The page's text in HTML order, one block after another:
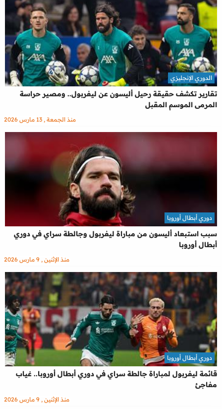
تقارير تكشف حقيقة رحيل أليسون عن ليفربول.. ومصير حراسة
المرمى الموسم المقبل
الدوري الإنجليزي
منذ الجمعة , 13 مارس 2026
سبب استبعاد أليسون من مباراة ليفربول وجالطة سراي في دوري
أبطال أوروبا
دوري أبطال أوروبا
منذ الإثنين , 9 مارس 2026
قائمة ليفربول لمباراة جالطة سراي في دوري أبطال أوروبا.. غياب
مفاجئ
دوري أبطال أوروبا
منذ الإثنين , 9 مارس 2026